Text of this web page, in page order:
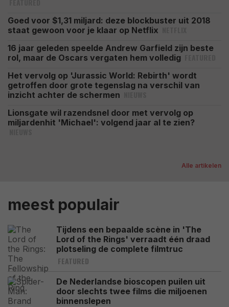
Goed voor $1,31 miljard: deze blockbuster uit 2018
staat gewoon voor je klaar op Netflix
16 jaar geleden speelde Andrew Garfield zijn beste
rol, maar de Oscars vergaten hem volledig
Het vervolg op 'Jurassic World: Rebirth' wordt
getroffen door grote tegenslag na verschil van
inzicht achter de schermen
Lionsgate wil razendsnel door met vervolg op
miljardenhit 'Michael': volgend jaar al te zien?
Alle artikelen
meest populair
Tijdens een bepaalde scène in 'The
Lord of the Rings' verraadt één draad
plotseling de complete filmtruc
FEATURED
De Nederlandse bioscopen puilen uit
door slechts twee films die miljoenen
binnenslepen